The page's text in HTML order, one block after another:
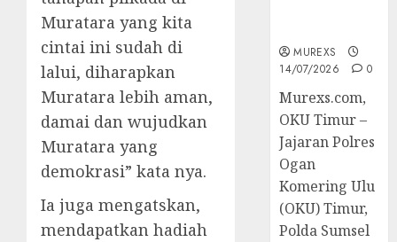
Muratara yang kita
cintai ini sudah di
lalui, diharapkan
Muratara lebih aman,
damai dan wujudkan
Muratara yang
demokrasi” kata nya.
Ia juga mengatskan,
mendapatkan hadiah
MUREXS
14/07/2026
0
Murexs.com,
OKU Timur –
Jajaran Polres
Ogan
Komering Ulu
(OKU) Timur,
Polda Sumsel